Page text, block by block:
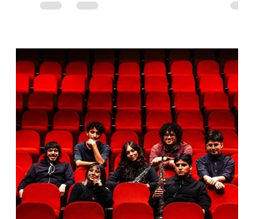
Preventa Exclusiva Santander con 30%
stock). Posterior a esta preventa exclusiva
se da inicio a la segunda etapa con una
preventa con 20% descuento para los
clientes del mismo banco y 20% para las
personas que se pre inscribieron y el miérc